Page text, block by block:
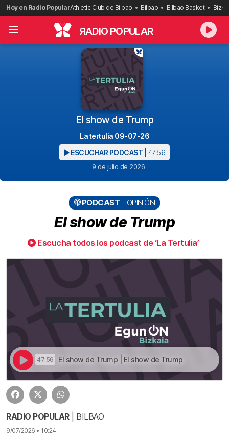
Saltar
al
contenido
Hoy en Radio PopularAthletic Club de Bilbao Bilbao Bilbao Basket
RADIO POPULAR
El show de Trump
La tertulia 09-07-26
ESCUCHAR PODCAST | 47:56
9 de julio de 2026
PODCAST OPINIÓN
El show de Trump
Escucha todos los podcast de ‘La Tertulia’
47:56 El show de Trump | El show de Trump
RADIO POPULAR| BILBAO
9/07/2026 • 10:24